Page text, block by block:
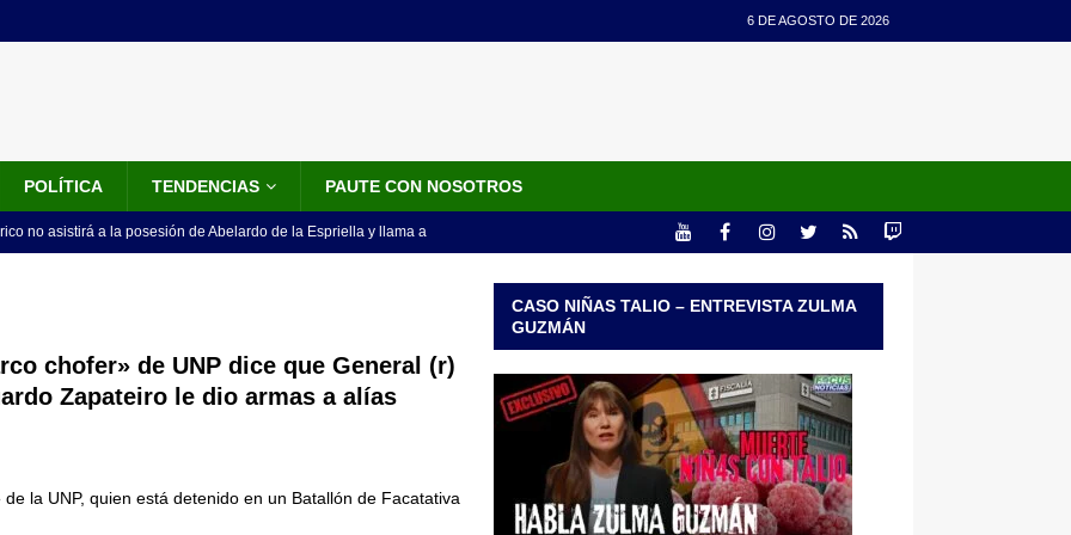
6 DE AGOSTO DE 2026
POLÍTICA TENDENCIAS PAUTE CON NOSOTROS
no asistirá a la posesión de Abelardo de la Espriella y llama a
de un sastre colombiano reconocido en el mundo
chofer» de UNP dice que General (r)
Zapateiro le dio armas a alías
la UNP, quien está detenido en un Batallón de Facatativa
CASO NIÑAS TALIO – ENTREVISTA ZULMA
GUZMÁN